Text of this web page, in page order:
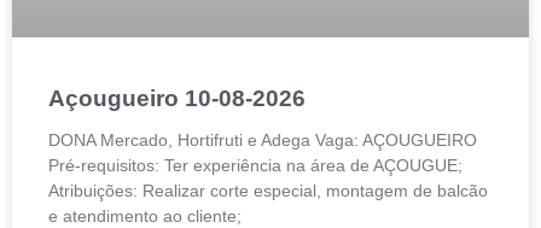
Açougueiro 10-08-2026
DONA Mercado, Hortifruti e Adega Vaga: AÇOUGUEIRO
Pré-requisitos: Ter experiência na área de AÇOUGUE;
Atribuições: Realizar corte especial, montagem de balcão
e atendimento ao cliente;